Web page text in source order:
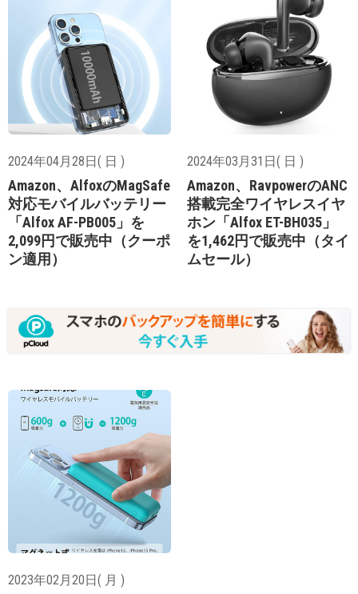
2024年04月28日( 日 )
Amazon、AlfoxのMagSafe
対応モバイルバッテリー
「Alfox AF-PB005」を
2,099円で販売中（クーポ
ン適用）
2024年03月31日( 日 )
Amazon、RavpowerのANC
搭載完全ワイヤレスイヤ
ホン「Alfox ET-BH035」
を1,462円で販売中（タイ
ムセール）
2023年02月20日( 月 )